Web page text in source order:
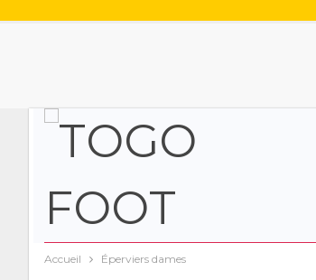
Accueil Éperviers dames